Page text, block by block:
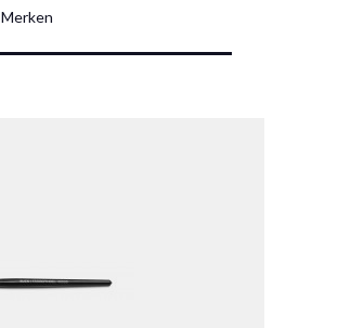
Merken